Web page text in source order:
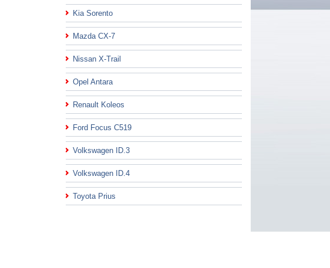
Kia Sorento
Mazda CX-7
Nissan X-Trail
Opel Antara
Renault Koleos
Ford Focus C519
Volkswagen ID.3
Volkswagen ID.4
Toyota Prius